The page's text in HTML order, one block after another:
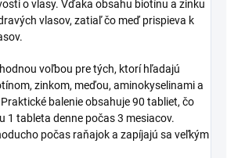
o vlasy. Vďaka obsahu biotínu a zinku
vlasov, zatiaľ čo meď prispieva k
voľbou pre tých, ktorí hľadajú
zinkom, meďou, aminokyselinami a
balenie obsahuje 90 tabliet, čo
1 tableta denne počas 3 mesiacov.
počas raňajok a zapíjajú sa veľkým